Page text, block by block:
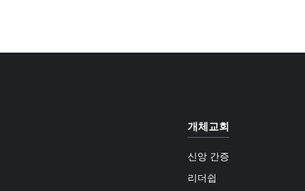
개체교회
신앙 간증
리더쉽